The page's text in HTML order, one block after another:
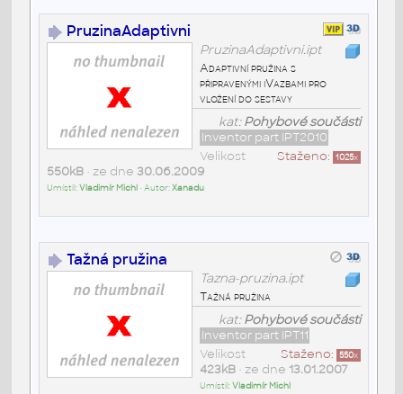
PruzinaAdaptivni
PruzinaAdaptivni.ipt
Adaptivní pružina s
připravenými iVazbami pro
vložení do sestavy
kat:Pohybové součásti
Inventor part IPT2010
Staženo: 1025x
Velikost
550kB• ze dne 30.06.2009
Umístil:Vladimír Michl • Autor:Xanadu
Tažná pružina
Tazna-pruzina.ipt
Tažná pružina
kat:Pohybové součásti
Inventor part IPT11
Staženo: 550x
Velikost
423kB• ze dne 13.01.2007
Umístil:Vladimír Michl